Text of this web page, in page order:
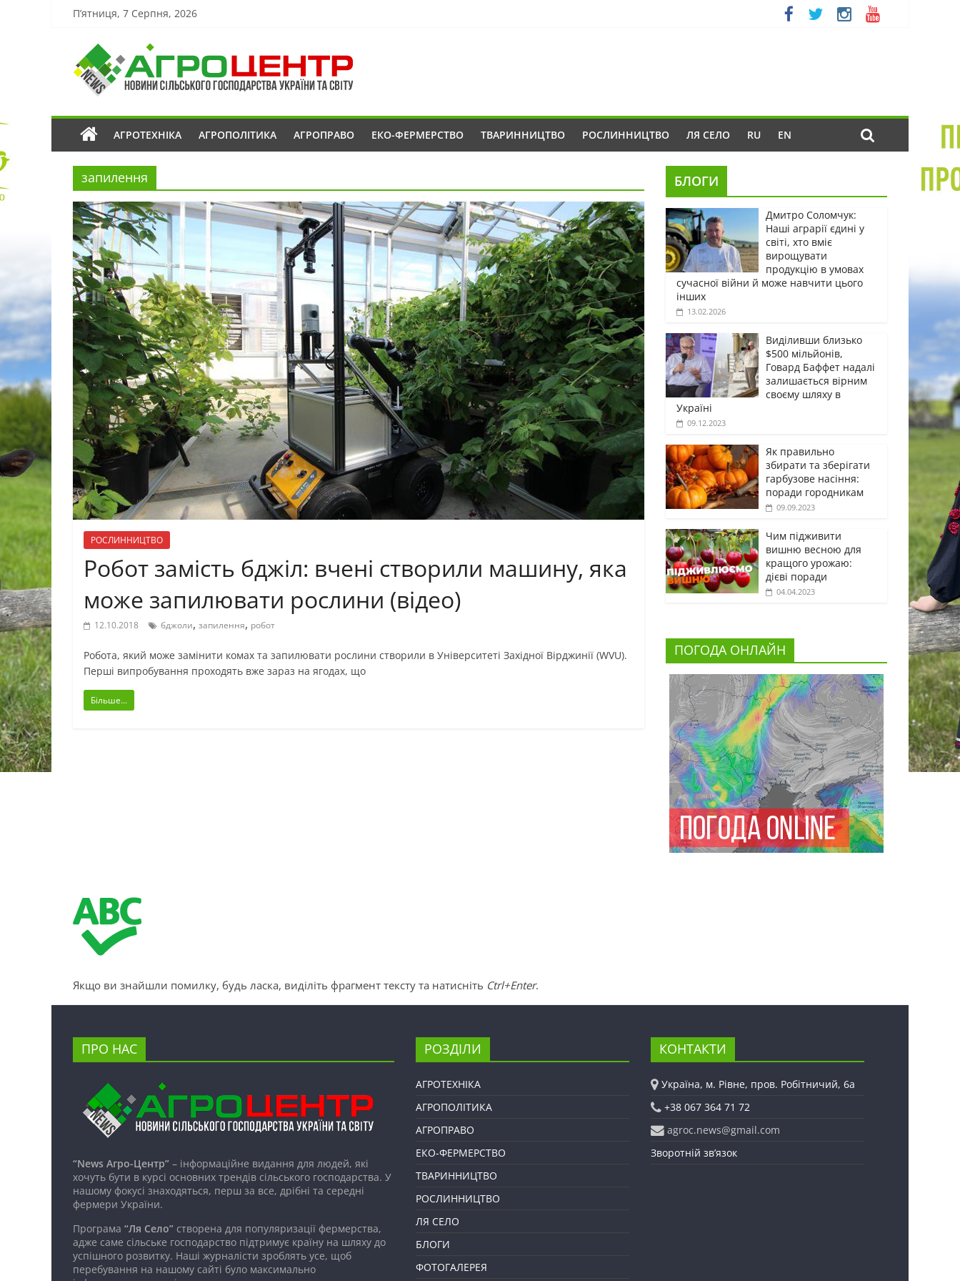
П’ятниця, 7 Серпня, 2026
АГРОТЕХНІКА АГРОПОЛІТИКА АГРОПРАВО ЕКО-ФЕРМЕРСТВО ТВАРИННИЦТВО РОСЛИННИЦТВО ЛЯ СЕЛО RU EN
запилення
РОСЛИННИЦТВО
Робот замість бджіл: вчені створили машину, яка
може запилювати рослини (відео)
12.10.2018 бджоли, запилення, робот
Робота, який може замінити комах та запилювати рослини створили в Університеті Західної Вірджинії (WVU).
Перші випробування проходять вже зараз на ягодах, що
Більше...
БЛОГИ
Дмитро Соломчук:
Наші аграрії єдині у
світі, хто вміє
вирощувати
продукцію в умовах
сучасної війни й може навчити цього
інших
13.02.2026
Виділивши близько
$500 мільйонів,
Говард Баффет надалі
залишається вірним
своєму шляху в
Україні
09.12.2023
Як правильно
збирати та зберігати
гарбузове насіння:
поради городникам
09.09.2023
Чим підживити
вишню весною для
кращого урожаю:
дієві поради
04.04.2023
ПОГОДА ОНЛАЙН
Якщо ви знайшли помилку, будь ласка, виділіть фрагмент тексту та натисніть Ctrl+Enter.
ПРО НАС
“News Агро-Центр” – інформаційне видання для людей, які
хочуть бути в курсі основних трендів сільського господарства. У
нашому фокусі знаходяться, перш за все, дрібні та середні
фермери України.
Програма “Ля Село” створена для популяризації фермерства,
адже саме сільське господарство підтримує країну на шляху до
успішного розвитку. Наші журналісти зроблять усе, щоб
перебування на нашому сайті було максимально
РОЗДІЛИ
АГРОТЕХНІКА
АГРОПОЛІТИКА
АГРОПРАВО
ЕКО-ФЕРМЕРСТВО
ТВАРИННИЦТВО
РОСЛИННИЦТВО
ЛЯ СЕЛО
БЛОГИ
ФОТОГАЛЕРЕЯ
КОНТАКТИ
Україна, м. Рівне, пров. Робітничий, 6а
+38 067 364 71 72
agroc.news@gmail.com
Зворотній зв’язок